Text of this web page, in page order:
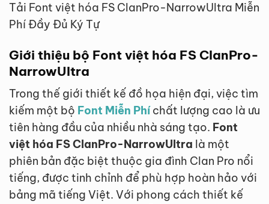
Tải Font việt hóa FS ClanPro-NarrowUltra Miễn
Phí Đầy Đủ Ký Tự
Giới thiệu bộ Font việt hóa FS ClanPro-
NarrowUltra
Trong thế giới thiết kế đồ họa hiện đại, việc tìm
kiếm một bộ Font Miễn Phíchất lượng cao là ưu
tiên hàng đầu của nhiều nhà sáng tạo. Font
việt hóa FS ClanPro-NarrowUltra là một
phiên bản đặc biệt thuộc gia đình Clan Pro nổi
tiếng, được tinh chỉnh để phù hợp hoàn hảo với
bảng mã tiếng Việt. Với phong cách thiết kế